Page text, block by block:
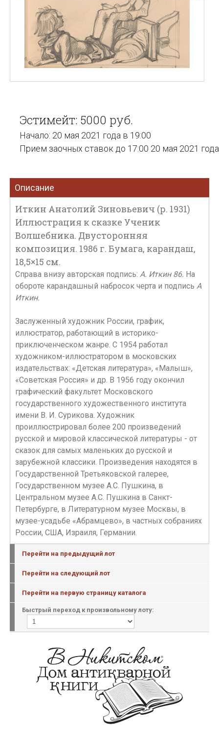
Эстимейт: 5000 руб.
Начало: 20 мая 2021 года в 19:00
Прием заочных ставок до 17:00 20 мая 2021 года
Описание
Иткин Анатолий Зиновьевич (р. 1931)
Иллюстрация к сказке Ученик
Волшебника. Двусторонняя
композиция. 1986 г. Бумага, карандаш,
18,5×15 см.
Справа внизу авторская подпись: А. Иткин 86. На
обороте карандашный набросок черта и подпись А
Иткин.
Заслуженный художник России, график,
иллюстратор, работающий в историко-
приключенческом жанре. С 1954 работал
художником-иллюстратором в московских
издательствах: «Детская литература», «Малыш»,
«Советская Россия» и др. В 1956 году окончил
графический факультет Московского
государственного художественного института
имени В. И. Сурикова. Художник
проиллюстрировал более 200 произведений
русской и мировой классической литературы - от
сказок для самых маленьких до русской и
зарубежной классики. Произведения находятся в
Государственной Третьяковской галерее,
Государственном музее А.С. Пушкина, в
Центральном музее А.С. Пушкина в Санкт-
Петербурге, в Литературном музее Москвы, в
музее-усадьбе «Абрамцево», в частных собраниях
России, США, Израиля, Германии.
Перейти на предыдущий лот
Перейти на следующий лот
Перейти на первую страницу каталога
Быстрый переход к произвольному лоту: